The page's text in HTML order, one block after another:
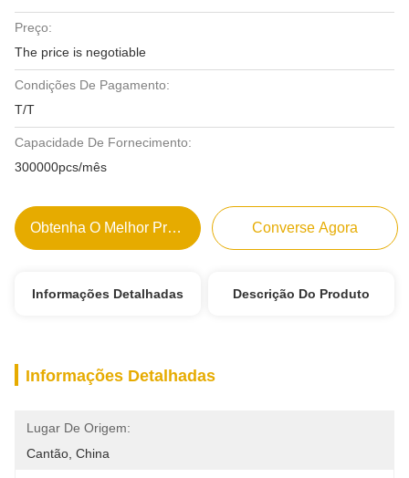
Preço:
The price is negotiable
Condições De Pagamento:
T/T
Capacidade De Fornecimento:
300000pcs/mês
Obtenha O Melhor Preço Converse Agora
Informações Detalhadas Descrição Do Produto
Informações Detalhadas
Lugar De Origem:
Cantão, China